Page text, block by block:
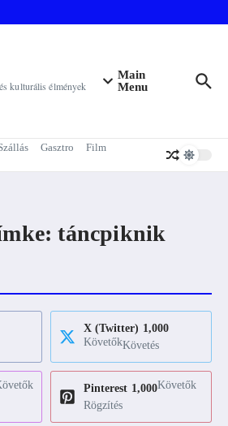
kulturális élmények
Main
Menu
Gasztro
Film
táncpiknik
X (Twitter) 1,000
KövetőkKövetés
Pinterest 1,000Követők
Rögzítés